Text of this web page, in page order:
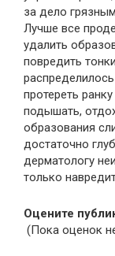
за дело
Лучше все
удалить
повредить
протереть
подышать,
образования
достаточно
дерматологу
только
Оцените
(Пока оценок